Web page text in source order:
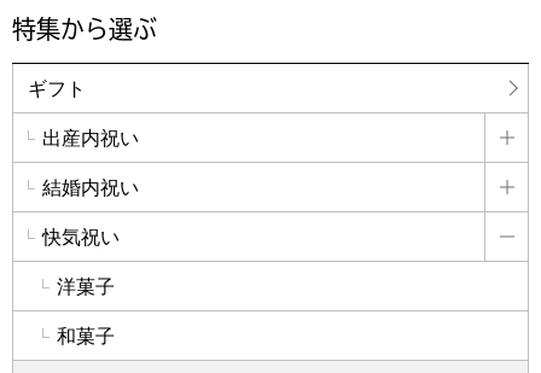
特集から選ぶ
ギフト
出産内祝い
詳
結婚内祝い
詳
快気祝い
洋菓子
和菓子